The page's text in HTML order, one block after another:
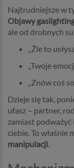
Najtrudniejsze w
Objawy
ale od drobnych
„Źle to
„Twoje
„Znów coś
Dzieje się tak,
ufasz – partner,
zamiast
ciebie. To właśnie
manipulacji.